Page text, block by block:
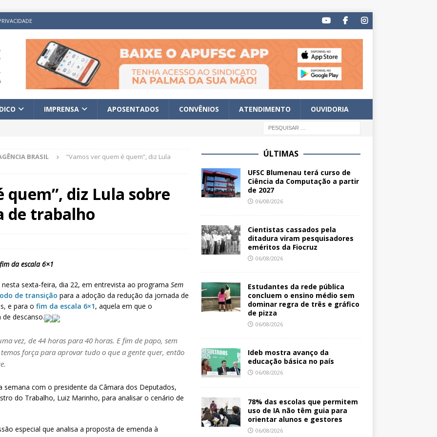
IMPRENSA APOSENTADOS CONVÊNIOS ATENDIMENTO OUVIDORIA
BRASIL “Vamos ver quem é quem”, diz Lula
quem”, diz Lula sobre
de trabalho
da escala 6×1
sexta-feira, dia 22, em entrevista ao programa Sem
de transição para a adoção da redução da jornada de
e para o fim da escala 6×1, aquela em que o
descanso.
vez, de 44 horas para 40 horas. E fim de papo, sem
força para aprovar tudo o que a gente quer, então
semana com o presidente da Câmara dos Deputados,
do Trabalho, Luiz Marinho, para analisar o cenário de
especial que analisa a proposta de emenda à
ÚLTIMAS
UFSC Blumenau terá curso de
Ciência da Computação a partir
de 2027
06/08/2026
Cientistas cassados pela
ditadura viram pesquisadores
eméritos da Fiocruz
06/08/2026
Estudantes da rede pública
concluem o ensino médio sem
dominar regra de três e gráfico
de pizza
06/08/2026
Ideb mostra avanço da
educação básica no país
06/08/2026
78% das escolas que permitem
uso de IA não têm guia para
orientar alunos e gestores
06/08/2026